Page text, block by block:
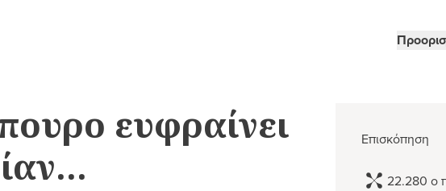
ΠΟΛΕΙΣ ΧΩΡΙΑ
Στον Πολιτισμό Στη Γαστρονομία
ευφραίνει
Επισκόπηση
22.280 ο